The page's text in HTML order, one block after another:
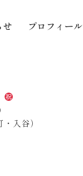
せ プロフィール
入谷）